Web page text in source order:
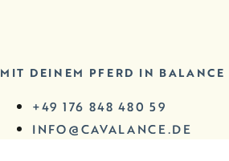
MIT DEINEM PFERD IN BALANCE
+49 176 848 480 59
INFO@CAVALANCE.DE